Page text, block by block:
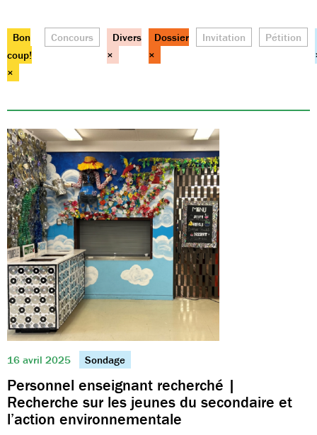
16 avril 2025 Sondage
Personnel enseignant recherché |
Recherche sur les jeunes du secondaire et
l’action environnementale
Bon
coup!
×
Concours
Divers
×
Dossier
×
Invitation
Pétition